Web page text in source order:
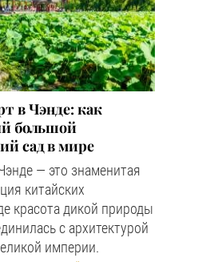
в Чэнде: как
большой
сад в мире
— это знаменитая
китайских
красота дикой природы
с архитектурой
империи.